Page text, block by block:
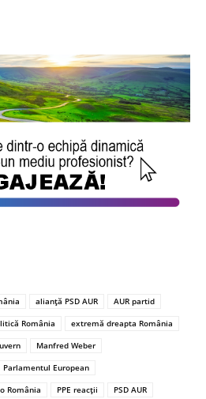
alianță PSD AUR
AUR partid
România
extremă dreapta România
Manfred Weber
Parlamentul European
România PPE reacții
PSD AUR